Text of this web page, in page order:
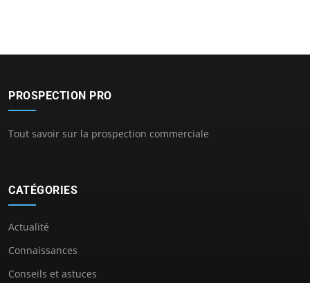
PROSPECTION PRO
Tout savoir sur la prospection commerciale
CATÉGORIES
Actualité
Connaissances
Conseils et astuces